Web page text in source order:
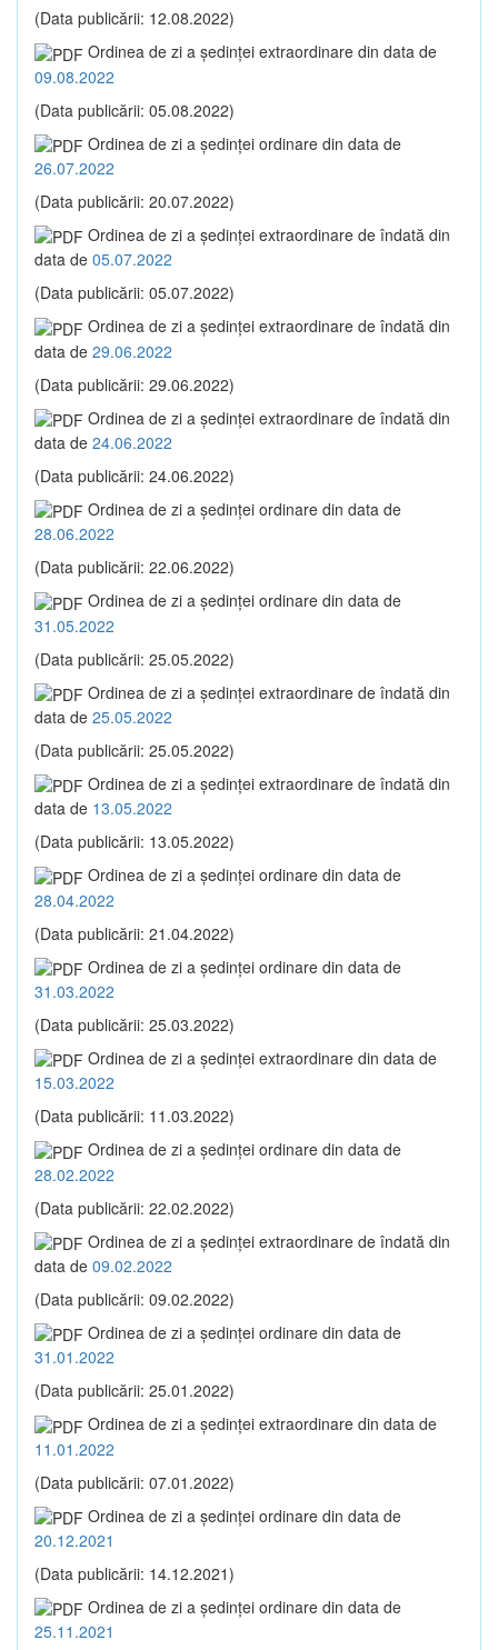
(Data publicării: 12.08.2022)
Ordinea de zi a şedinţei extraordinare din data de
09.08.2022
(Data publicării: 05.08.2022)
Ordinea de zi a şedinţei ordinare din data de
26.07.2022
(Data publicării: 20.07.2022)
Ordinea de zi a şedinţei extraordinare de îndată din
data de 05.07.2022
(Data publicării: 05.07.2022)
Ordinea de zi a şedinţei extraordinare de îndată din
data de 29.06.2022
(Data publicării: 29.06.2022)
Ordinea de zi a şedinţei extraordinare de îndată din
data de 24.06.2022
(Data publicării: 24.06.2022)
Ordinea de zi a şedinţei ordinare din data de
28.06.2022
(Data publicării: 22.06.2022)
Ordinea de zi a şedinţei ordinare din data de
31.05.2022
(Data publicării: 25.05.2022)
Ordinea de zi a şedinţei extraordinare de îndată din
data de 25.05.2022
(Data publicării: 25.05.2022)
Ordinea de zi a şedinţei extraordinare de îndată din
data de 13.05.2022
(Data publicării: 13.05.2022)
Ordinea de zi a şedinţei ordinare din data de
28.04.2022
(Data publicării: 21.04.2022)
Ordinea de zi a şedinţei ordinare din data de
31.03.2022
(Data publicării: 25.03.2022)
Ordinea de zi a şedinţei extraordinare din data de
15.03.2022
(Data publicării: 11.03.2022)
Ordinea de zi a şedinţei ordinare din data de
28.02.2022
(Data publicării: 22.02.2022)
Ordinea de zi a şedinţei extraordinare de îndată din
data de 09.02.2022
(Data publicării: 09.02.2022)
Ordinea de zi a şedinţei ordinare din data de
31.01.2022
(Data publicării: 25.01.2022)
Ordinea de zi a şedinţei extraordinare din data de
11.01.2022
(Data publicării: 07.01.2022)
Ordinea de zi a şedinţei ordinare din data de
20.12.2021
(Data publicării: 14.12.2021)
Ordinea de zi a şedinţei ordinare din data de
25.11.2021